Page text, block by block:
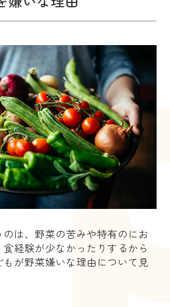
は、野菜の苦みや特有のにお
経験が少なかったりするから
が野菜嫌いな理由について見